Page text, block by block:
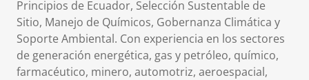
Principios de Ecuador, Selección Sustentable de
Sitio, Manejo de Químicos, Gobernanza Climática y
Soporte Ambiental. Con experiencia en los sectores
de generación energética, gas y petróleo, químico,
farmacéutico, minero, automotriz, aeroespacial,